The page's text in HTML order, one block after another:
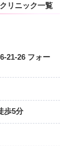
リニック一覧
21-26 フォー
歩5分